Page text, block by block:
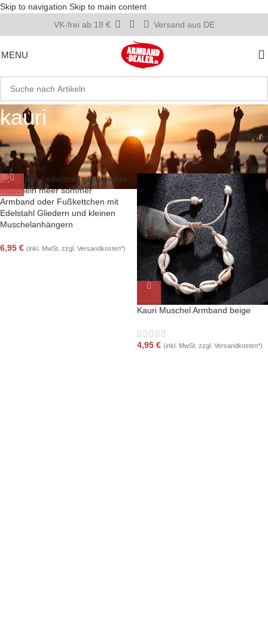
Skip to navigation Skip to main content
VK-frei ab 18 €
Versand aus DE
MENU
kauri
Startseite » kauri Filter
Armband oder Fußkettchen mit
Edelstahl Gliedern und kleinen
Muschelanhängern
6,95 € (inkl. MwSt. zzgl. Versandkosten*)
Kauri Muschel Armband beige
4,95 € (inkl. MwSt. zzgl. Versandkosten*)